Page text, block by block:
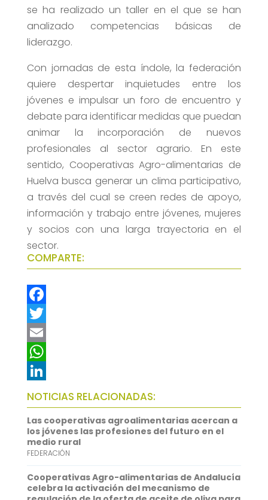
se ha realizado un taller en el que se han
analizado competencias básicas de
liderazgo.
Con jornadas de esta índole, la federación
quiere despertar inquietudes entre los
jóvenes e impulsar un foro de encuentro y
debate para identificar medidas que puedan
animar la incorporación de nuevos
profesionales al sector agrario. En este
sentido, Cooperativas Agro-alimentarias de
Huelva busca generar un clima participativo,
a través del cual se creen redes de apoyo,
información y trabajo entre jóvenes, mujeres
y socios con una larga trayectoria en el
sector.
COMPARTE:
F
a
c
e
b
o
o
k
T
w
t
t
e
r
E
m
a
i
l
W
h
a
t
s
A
p
L
i
n
k
e
d
NOTICIAS RELACIONADAS:
Las cooperativas agroalimentarias acercan a
los jóvenes las profesiones del futuro en el
medio rural
FEDERACIÓN
Cooperativas Agro-alimentarias de Andalucía
celebra la activación del mecanismo de